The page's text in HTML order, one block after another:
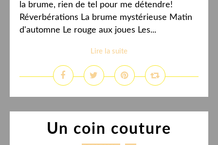
la brume, rien de tel pour me détendre!
Réverbérations La brume mystérieuse Matin
d'automne Le rouge aux joues Les...
Lire la suite
Un coin couture